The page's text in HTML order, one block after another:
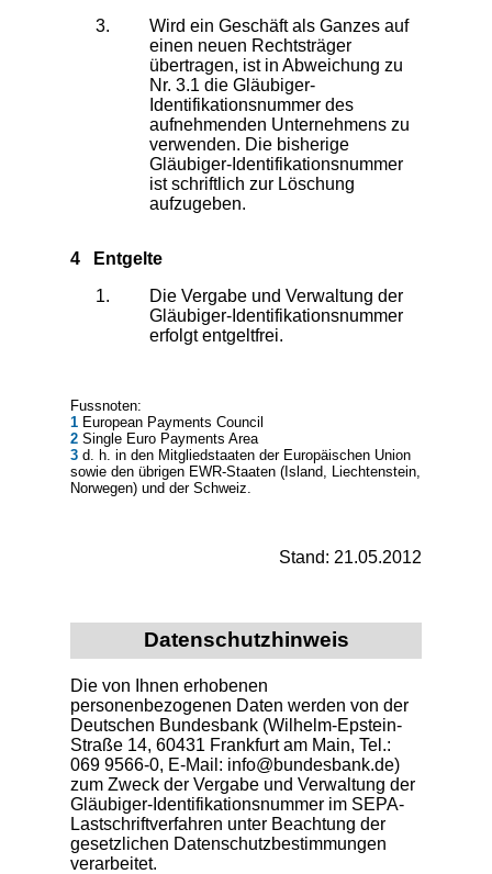
Wird ein Geschäft als Ganzes auf
einen neuen Rechtsträger
übertragen, ist in Abweichung zu
Nr. 3.1 die Gläubiger-
Identifikationsnummer des
aufnehmenden Unternehmens zu
verwenden. Die bisherige
Gläubiger-Identifikationsnummer
ist schriftlich zur Löschung
aufzugeben.
4 Entgelte
Die Vergabe und Verwaltung der
Gläubiger-Identifikationsnummer
erfolgt entgeltfrei.
Fussnoten:
1 European Payments Council
2 Single Euro Payments Area
3 d. h. in den Mitgliedstaaten der Europäischen Union
sowie den übrigen EWR-Staaten (Island, Liechtenstein,
Norwegen) und der Schweiz.
Stand: 21.05.2012
Datenschutzhinweis
Die von Ihnen erhobenen
personenbezogenen Daten werden von der
Deutschen Bundesbank (Wilhelm-Epstein-
Straße 14, 60431 Frankfurt am Main, Tel.:
069 9566-0, E-Mail: info@bundesbank.de)
zum Zweck der Vergabe und Verwaltung der
Gläubiger-Identifikationsnummer im SEPA-
Lastschriftverfahren unter Beachtung der
gesetzlichen Datenschutzbestimmungen
verarbeitet.